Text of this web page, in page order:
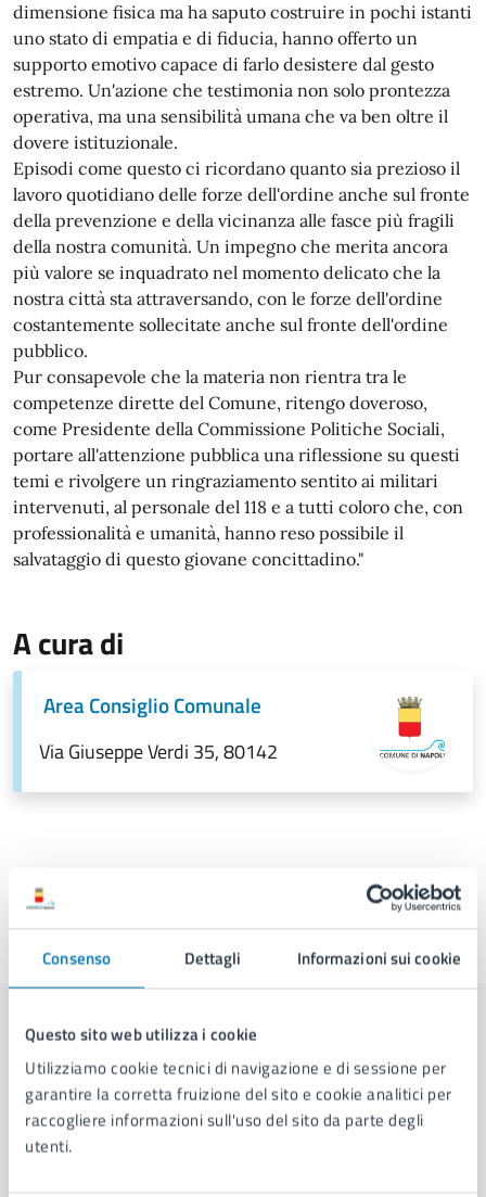
Consenso Dettagli Informazioni sui cookie
Questo sito web utilizza i cookie
Utilizziamo cookie tecnici di navigazione e di sessione per
garantire la corretta fruizione del sito e cookie analitici per
raccogliere informazioni sull'uso del sito da parte degli
utenti.
dimensione fisica ma ha saputo costruire in pochi istanti
uno stato di empatia e di fiducia, hanno offerto un
supporto emotivo capace di farlo desistere dal gesto
estremo. Un'azione che testimonia non solo prontezza
operativa, ma una sensibilità umana che va ben oltre il
dovere istituzionale.
Episodi come questo ci ricordano quanto sia prezioso il
lavoro quotidiano delle forze dell'ordine anche sul fronte
della prevenzione e della vicinanza alle fasce più fragili
della nostra comunità. Un impegno che merita ancora
più valore se inquadrato nel momento delicato che la
nostra città sta attraversando, con le forze dell'ordine
costantemente sollecitate anche sul fronte dell'ordine
pubblico.
Pur consapevole che la materia non rientra tra le
competenze dirette del Comune, ritengo doveroso,
come Presidente della Commissione Politiche Sociali,
portare all'attenzione pubblica una riflessione su questi
temi e rivolgere un ringraziamento sentito ai militari
intervenuti, al personale del 118 e a tutti coloro che, con
professionalità e umanità, hanno reso possibile il
salvataggio di questo giovane concittadino."
A cura di
Area Consiglio Comunale
Via Giuseppe Verdi 35, 80142
Contenuti correlati
Servizi